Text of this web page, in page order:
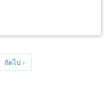
Next
page
ถัดไป ›